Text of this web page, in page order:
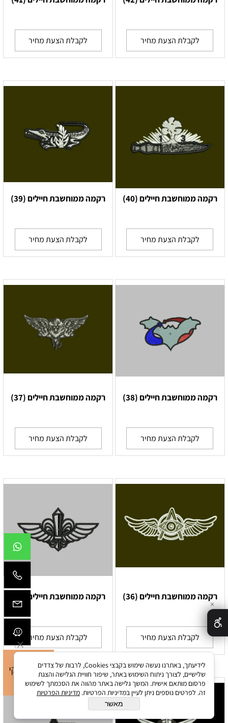
לקבלת הצעת מחיר לקבלת הצעת מחיר
רקמה ממוחשבת חיילים (40)
לקבלת הצעת מחיר
רקמה ממוחשבת חיילים (39)
לקבלת הצעת מחיר
רקמה ממוחשבת חיילים (38)
לקבלת הצעת מחיר
רקמה ממוחשבת חיילים (37)
לקבלת הצעת מחיר
רקמה ממוחשבת חיילים (36)
לקבלת הצעת מחיר
רקמה ממוחשבת חיילים (35)
לקבלת הצעת מחיר
✕
לידיעתך, באתרנו נעשה שימוש בקבצי Cookies, לרבות של צדדים
שלישיים, לצורך ניתוח השימוש באתר, שיפור חוויית הגלישה והצגת
פרסום מותאם אישית. המשך גלישה באתר מהווה את הסכמתך לשימוש
זה. לפרטים נוספים ניתן לעיין במדיניות הפרטיות. מדיניות הפרטיות
מאשר